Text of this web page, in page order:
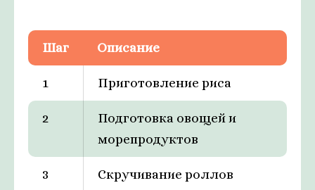
Шаг Описание
1 Приготовление риса
2
Подготовка овощей и
морепродуктов
3 Скручивание роллов